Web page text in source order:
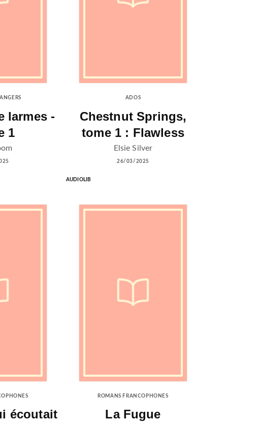
larmes -
1
ADOS
Chestnut Springs,
tome 1 : Flawless
Elsie Silver
26/03/2025
AUDIOLIB
écoutait
ROMANS FRANCOPHONES
La Fugue